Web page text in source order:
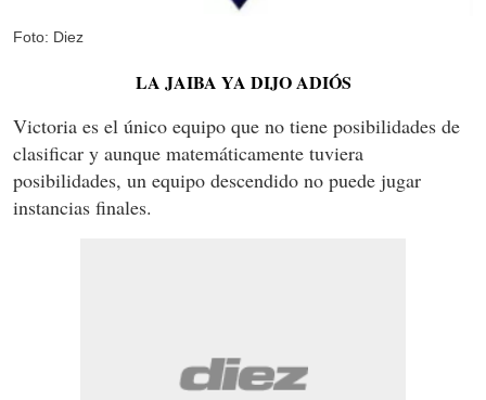
Foto: Diez
LA JAIBA YA DIJO ADIÓS
Victoria es el único equipo que no tiene posibilidades de
clasificar y aunque matemáticamente tuviera
posibilidades, un equipo descendido no puede jugar
instancias finales.